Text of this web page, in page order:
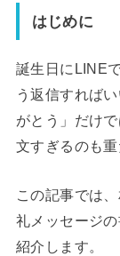
はじめに
誕生日にLINE
う返信すれば
がとう」だけ
文すぎるのも
この記事では
礼メッセージ
紹介します。